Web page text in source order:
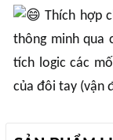
Thích hợp
thông minh qua
tích logic các
của đôi tay (vận